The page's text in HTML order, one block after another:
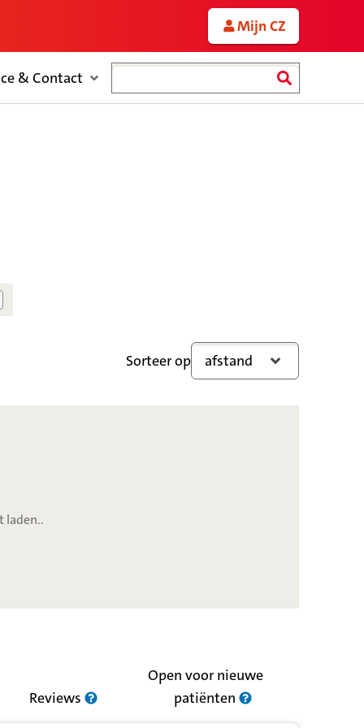
Mijn CZ
& Contact
laden..
Sorteer op afstand
Reviews
Open voor nieuwe
patiënten